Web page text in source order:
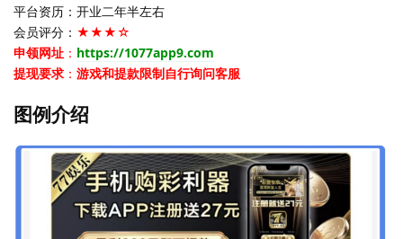
平台资历：开业二年半左右
会员评分： ★★★☆
申领网址 ： https://1077app9.com
提现要求 ： 游戏和提款限制自行询问客服
图例介绍